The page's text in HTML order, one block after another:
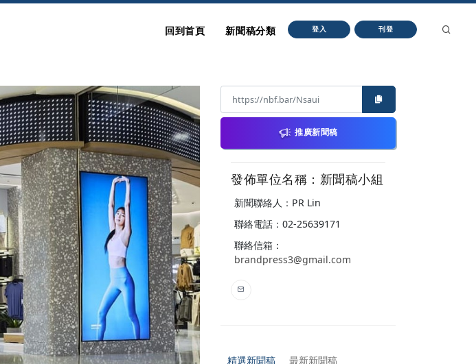
回到首頁 新聞稿分類 登入 刊登
推廣新聞稿
發佈單位名稱：新聞稿小組
新聞聯絡人：PR Lin
聯絡電話：02-25639171
聯絡信箱：
brandpress3@gmail.com
精選新聞稿 最新新聞稿